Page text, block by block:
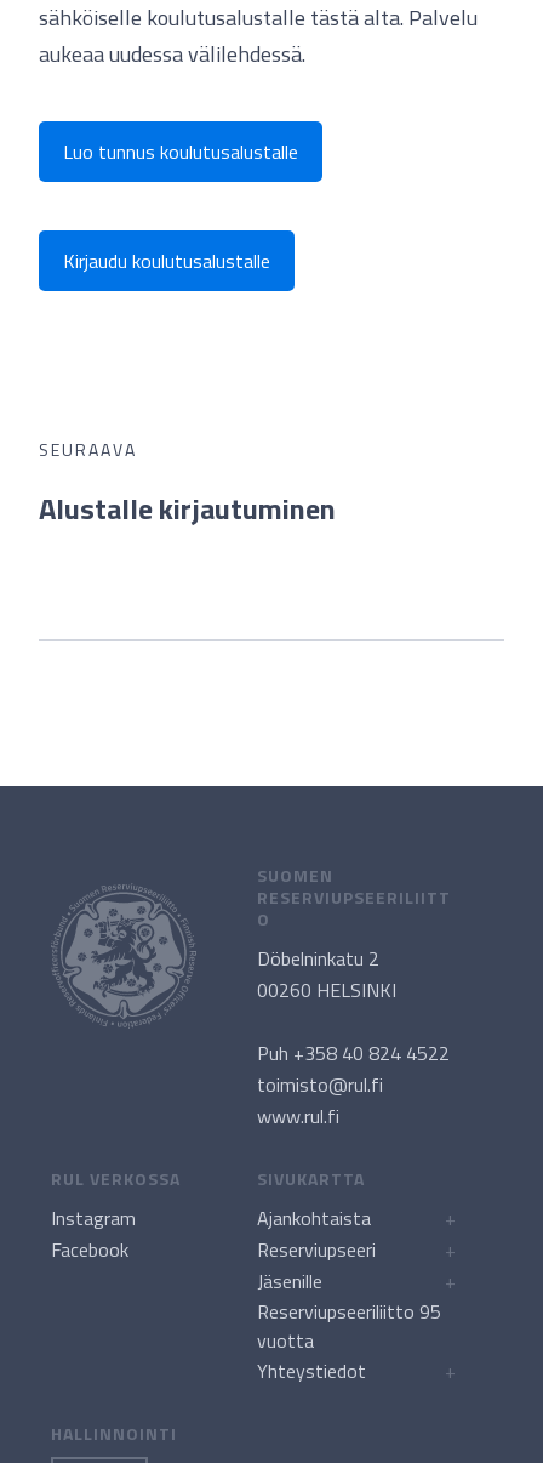
sähköiselle koulutusalustalle tästä alta. Palvelu
aukeaa uudessa välilehdessä.
Luo tunnus koulutusalustalle
Kirjaudu koulutusalustalle
SEURAAVA
Alustalle kirjautuminen
SUOMEN
RESERVIUPSEERILIITT
O
Döbelninkatu 2
00260 HELSINKI
Puh +358 40 824 4522
toimisto@rul.fi
www.rul.fi
RUL VERKOSSA
Instagram
Facebook
SIVUKARTTA
Ajankohtaista
+
Reserviupseeri
+
Jäsenille
+
Reserviupseeriliitto 95
vuotta
Yhteystiedot
+
HALLINNOINTI